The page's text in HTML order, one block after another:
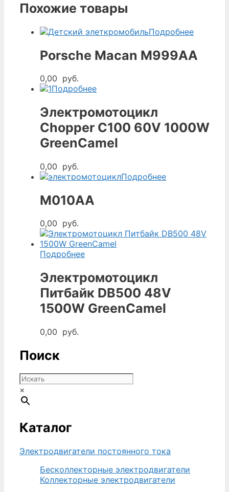
Похожие товары
Подробнее
Porsche Macan М999АА
0,00 руб.
Подробнее
Электромотоцикл
Chopper C100 60V 1000W
GreenCamel
0,00 руб.
Подробнее
M010AA
0,00 руб.
Подробнее
Электромотоцикл
Питбайк DB500 48V
1500W GreenCamel
0,00 руб.
Поиск
×
Каталог
Электродвигатели постоянного тока
Бесколлекторные электродвигатели
Коллекторные электродвигатели